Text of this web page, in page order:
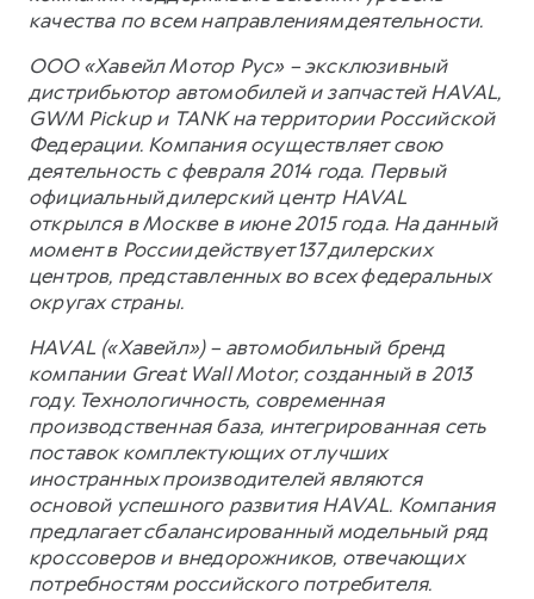
качества по всем направлениям деятельности.
ООО «Хавейл Мотор Рус» – эксклюзивный
дистрибьютор автомобилей и запчастей HAVAL,
GWM Pickup и TANK на территории Российской
Федерации. Компания осуществляет свою
деятельность с февраля 2014 года. Первый
официальный дилерский центр HAVAL
открылся в Москве в июне 2015 года. На данный
момент в России действует 137 дилерских
центров, представленных во всех федеральных
округах страны.
HAVAL («Хавейл») – автомобильный бренд
компании Great Wall Motor, созданный в 2013
году. Технологичность, современная
производственная база, интегрированная сеть
поставок комплектующих от лучших
иностранных производителей являются
основой успешного развития HAVAL. Компания
предлагает сбалансированный модельный ряд
кроссоверов и внедорожников, отвечающих
потребностям российского потребителя.